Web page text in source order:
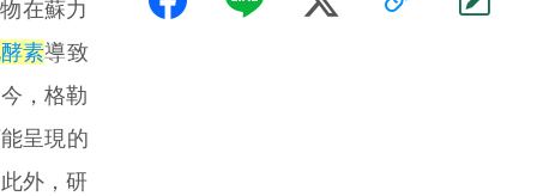
在蘇力
素導致
，格勒
呈現的
外，研